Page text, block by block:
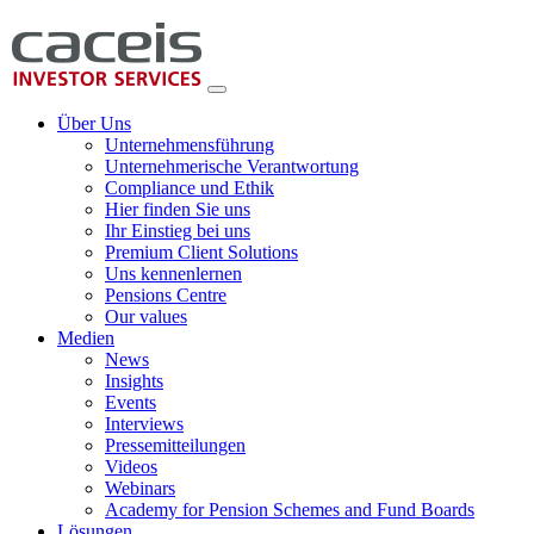
Über Uns
Unternehmensführung
Unternehmerische Verantwortung
Compliance und Ethik
Hier finden Sie uns
Ihr Einstieg bei uns
Premium Client Solutions
Uns kennenlernen
Pensions Centre
Our values
Medien
News
Insights
Events
Interviews
Pressemitteilungen
Videos
Webinars
Academy for Pension Schemes and Fund Boards